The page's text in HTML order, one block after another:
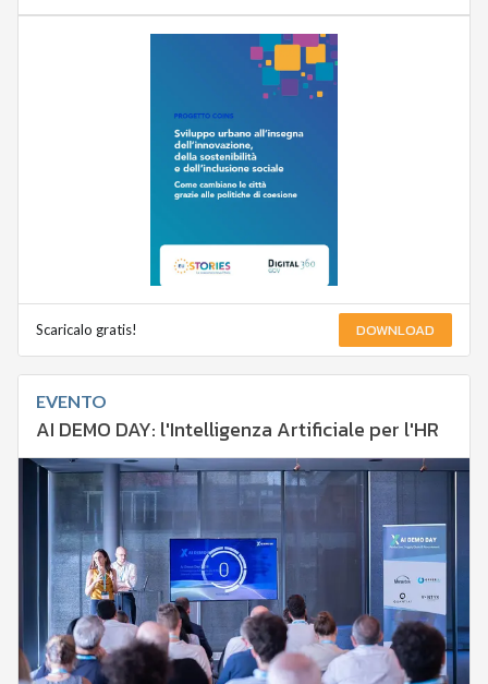
Scaricalo gratis! DOWNLOAD
EVENTO
AI DEMO DAY: l'Intelligenza Artificiale per l'HR